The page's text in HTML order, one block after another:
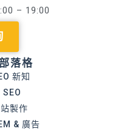
– 19:00
落格
新知
SEO
製作
& 廣告